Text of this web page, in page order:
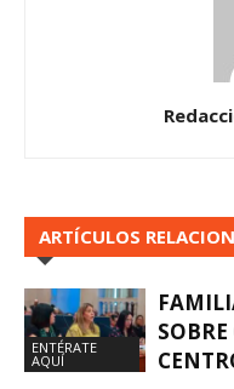
ARTÍCULOS
ENTÉRATE
AQUÍ
SOBRE